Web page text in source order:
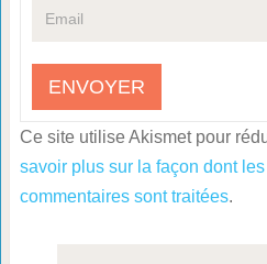
Ce site utilise Akismet pour
savoir plus sur la façon dont
commentaires sont traitées.